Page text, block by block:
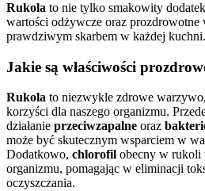
Rukola to nie tylko smakowity
wartości odżywcze oraz prozdrowotne
prawdziwym skarbem w każdej kuchni.
Jakie są właściwości
Rukola to niezwykle zdrowe
korzyści dla naszego organizmu.
działanie przeciwzapalne oraz
może być skutecznym wsparciem w
Dodatkowo, chlorofil obecny w rukoli
organizmu, pomagając w eliminacji
oczyszczania.